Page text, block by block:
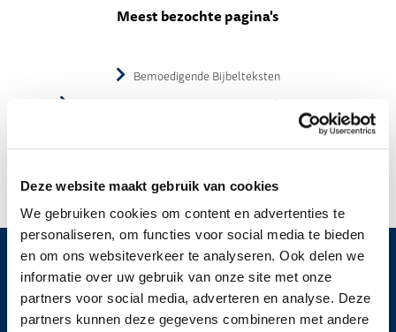
Deze website maakt gebruik van cookies
We gebruiken cookies om content en advertenties te
personaliseren, om functies voor social media te bieden
en om ons websiteverkeer te analyseren. Ook delen we
informatie over uw gebruik van onze site met onze
partners voor social media, adverteren en analyse. Deze
partners kunnen deze gegevens combineren met andere
Meest bezochte pagina's
Bemoedigende Bijbelteksten
Zaak rondom MAF-piloot Ryan Koher afgesloten en
Doe mee
Bid